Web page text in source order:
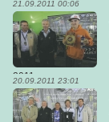
21.09.2011 00:06
2011
20.09.2011 23:01